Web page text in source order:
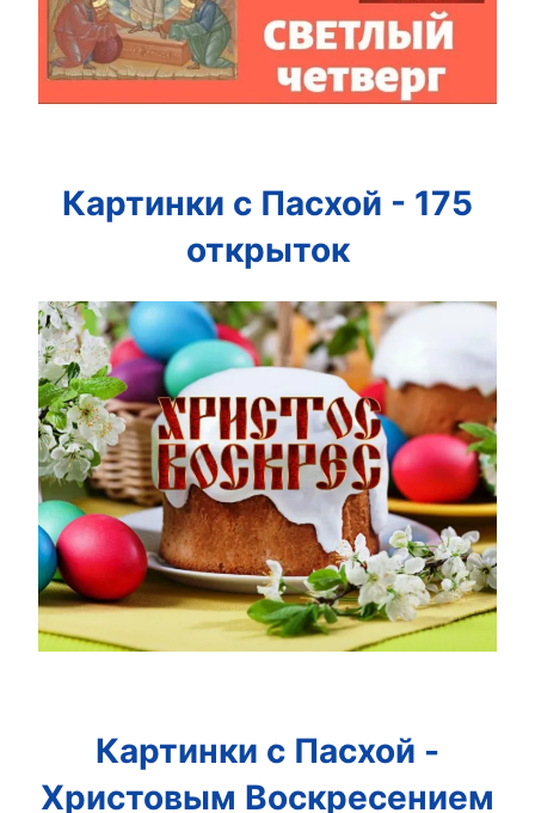
Картинки с Пасхой - 175
открыток
Картинки с Пасхой -
Христовым Воскресением